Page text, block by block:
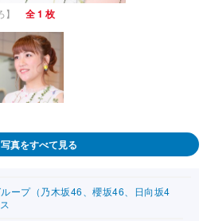
全 1 枚
写真をすべて見る
ープ（乃木坂46、櫻坂46、日向坂4